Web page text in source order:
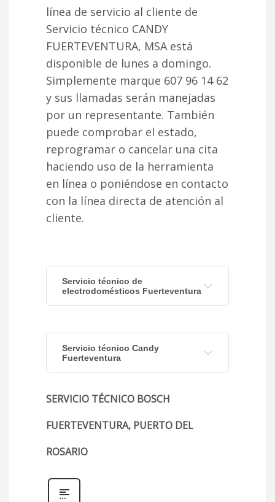
línea de servicio al cliente de
Servicio técnico CANDY
FUERTEVENTURA, MSA está
disponible de lunes a domingo.
Simplemente marque 607 96 14 62
y sus llamadas serán manejadas
por un representante. También
puede comprobar el estado,
reprogramar o cancelar una cita
haciendo uso de la herramienta
en línea o poniéndose en contacto
con la línea directa de atención al
cliente.
Servicio técnico de
electrodomésticos Fuerteventura
Servicio técnico Candy
Fuerteventura
SERVICIO TÉCNICO BOSCH
FUERTEVENTURA, PUERTO DEL
ROSARIO